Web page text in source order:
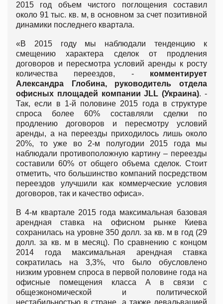
2015 год объем чистого поглощения составил
около 91 тыс. кв. м, в основном за счет позитивной
динамики последнего квартала.
«В 2015 году мы наблюдали тенденцию к
смещению характера сделок от продления
договоров и пересмотра условий аренды к росту
количества переездов, - комментирует
Александра Глобина, руководитель отдела
офисных площадей компанииJLL (Украина). -
Так, если в 1-й половине 2015 года в структуре
спроса более 60% составляли сделки по
продлению договоров и пересмотру условий
аренды, а на переезды приходилось лишь около
20%, то уже во 2-м полугодии 2015 года мы
наблюдали противоположную картину – переезды
составили 60% от общего объема сделок. Стоит
отметить, что большинство компаний посредством
переездов улучшили как коммерческие условия
договоров, так и качество офиса».
В 4-м квартале 2015 года максимальная базовая
арендная ставка на офисном рынке Киева
сохранилась на уровне 350 долл. за кв. м в год (29
долл. за кв. м в месяц). По сравнению с концом
2014 года максимальная арендная ставка
сократилась на 3,3%, что было обусловлено
низким уровнем спроса в первой половине года на
офисные помещения класса А в связи с
общеэкономической и политической